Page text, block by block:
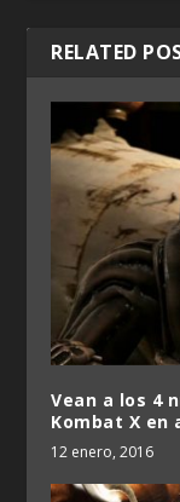
RELATED
Vean a los 4
Kombat X en
12 enero, 2016